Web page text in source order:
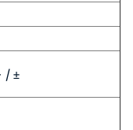
/ ±